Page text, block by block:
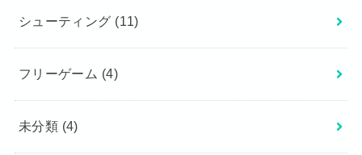
シューティング (11)
フリーゲーム (4)
未分類 (4)